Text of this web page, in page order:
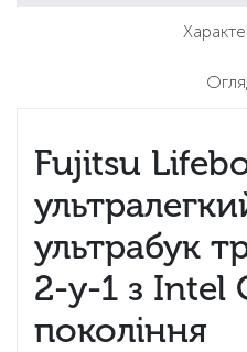
Fujitsu
ультрабук
2-у-1 з Intel
покоління